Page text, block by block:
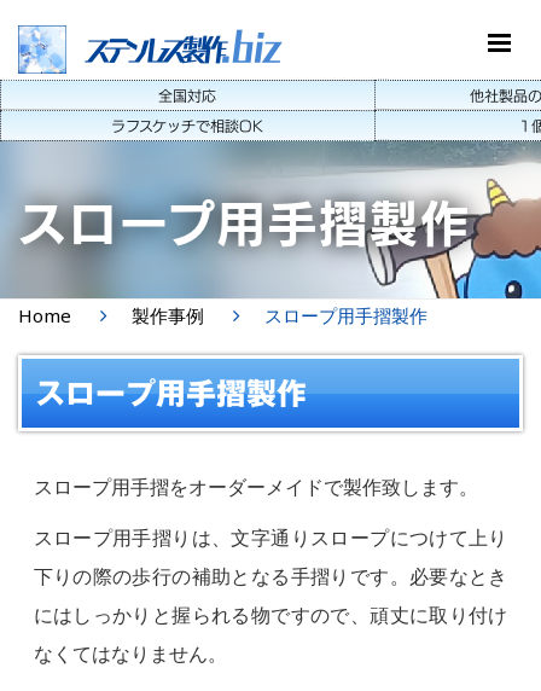
ステンレス製作.biz
全国対応 他社製品
ラフスケッチで相談OK 1
スロープ用手摺製作
Home 製作事例 スロープ用手摺製作
スロープ用手摺製作
スロープ用手摺をオーダーメイドで製作致します。
スロープ用手摺りは、文字通りスロープにつけて上り
下りの際の歩行の補助となる手摺りです。必要なとき
にはしっかりと握られる物ですので、頑丈に取り付け
なくてはなりません。